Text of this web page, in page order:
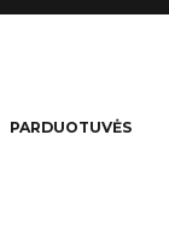
PARDUOTUVĖS